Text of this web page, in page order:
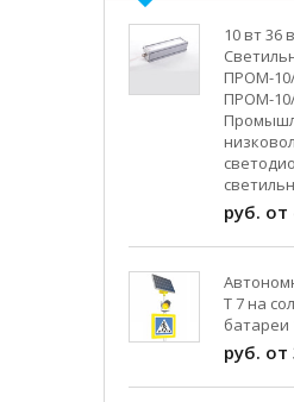
10 вт 36
ПРОМ-10/
ПРОМ-10/
руб. от
Т 7 на
батареи
руб. от